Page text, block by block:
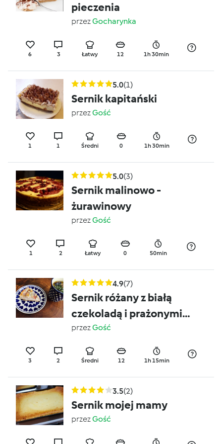
pieczenia
przezGocharynka
6 3 Łatwy 12 1h 30min
5.0(1)
Sernik kapitański
przezGość
1 1 Średni 0 1h 30min
5.0(3)
Sernik malinowo -
żurawinowy
przezGość
1 2 Łatwy 0 50min
4.9(7)
Sernik różany z białą
czekoladą i prażonymi
migdałami
przezGość
3 2 Średni 12 1h 15min
3.5(2)
Sernik mojej mamy
przezGość